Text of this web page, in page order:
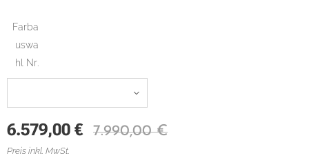
Farba
uswa
hl Nr.
6.579,00 € 7.990,00€
Preis inkl. MwSt.